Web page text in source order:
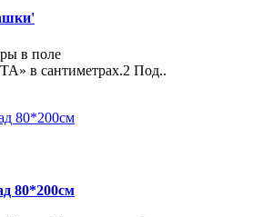
в поле
в сантиметрах.2 Под..
80*200см